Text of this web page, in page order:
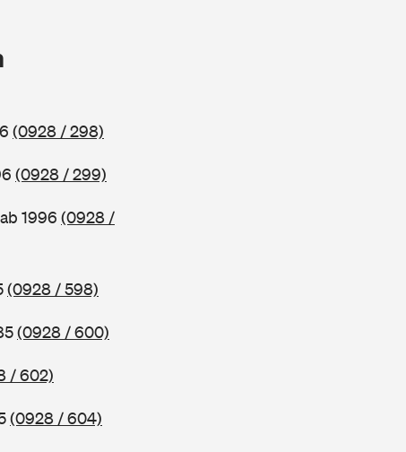
(0928 / 298)
(0928 / 299)
1996 (0928 /
(0928 / 598)
(0928 / 600)
/ 602)
(0928 / 604)